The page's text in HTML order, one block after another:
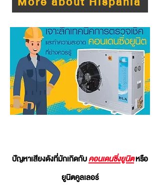
ปัญหาเสียงดังที่มักเกิดกับคอนเดนซิ่งยูนิตหรือ
ยูนิตคูลเลอร์